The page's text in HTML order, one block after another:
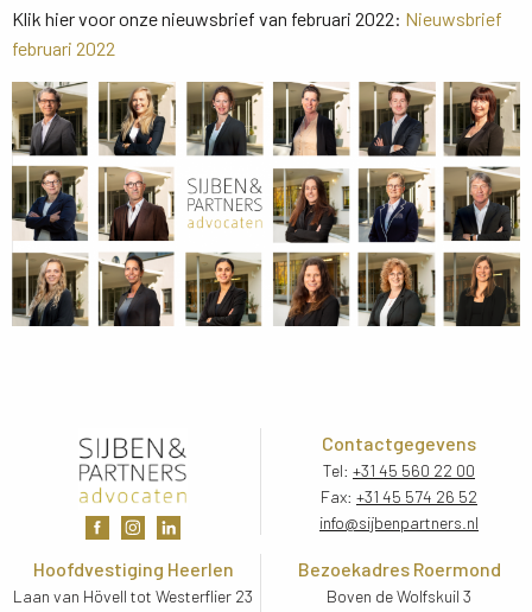
Klik hier voor onze nieuwsbrief van februari 2022: Nieuwsbrief
februari 2022
Contactgegevens
Tel: +31 45 560 22 00
Fax: +31 45 574 26 52
info@sijbenpartners.nl
Hoofdvestiging Heerlen
Laan van Hövell tot Westerflier 23
Bezoekadres Roermond
Boven de Wolfskuil 3